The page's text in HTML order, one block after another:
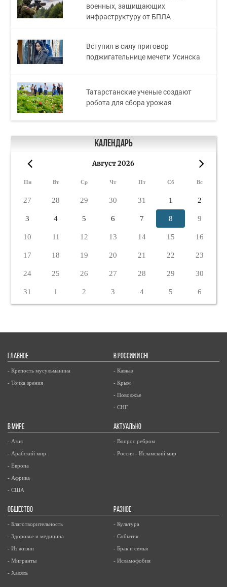
военных, защищающих
инфраструктуру от БПЛА
Вступил в силу приговор
поджигательнице мечети Усинска
Татарстанские ученые создают
робота для сбора урожая
Календарь
Август 2026
Пн Вт Ср Чт Пт Сб Вс
27 28 29 30 31 1 2
3 4 5 6 7 8 9
10 11 12 13 14 15 16
17 18 19 20 21 22 23
24 25 26 27 28 29 30
31 1 2 3 4 5 6
ГЛАВНОЕ
- Крепость мусульманина
- Точка зрения
В РОССИИ И СНГ
- Кавказ
- Крым
- Поволжье
- СНГ
В МИРЕ
- Азия
- Арабский мир
- Европа
- Африка
- США
АКТУАЛЬНО
- Вопрос ребром
- Россия - Исламский мир
ОБЩЕСТВО
- Благотворительность
- Здоровье и медицина
- Из жизни
- Мигранты
- Халяль
РАЗНОЕ
- Культура
- События
- Брак и семья
- Исламофобия